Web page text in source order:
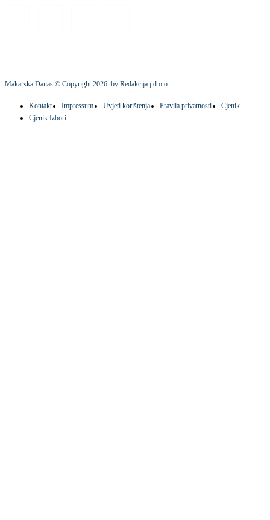
Makarska Danas © Copyright2026. by Redakcija j.d.o.o.
Kontakt Impressum Uvjeti korištenja Pravila privatnosti
Cjenik
Cjenik Izbori